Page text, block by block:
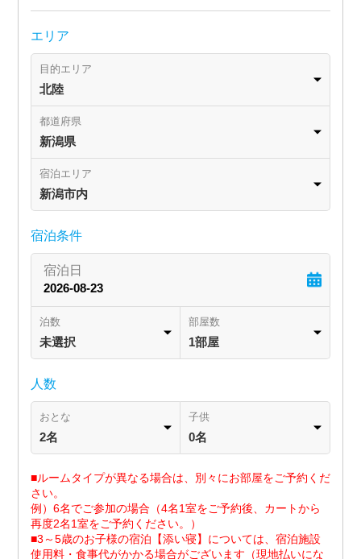
エリア
目的エリア
北陸
都道府県
新潟県
宿泊エリア
新潟市内
宿泊条件
泊数
未選択
部屋数
1部屋
人数
おとな
2名
子供
0名
■ルームタイプが異なる場合は、別々にお部屋をご予約くだ
さい。
例）6名でご参加の場合（4名1室をご予約後、カートから
再度2名1室をご予約ください。）
■3～5歳のお子様の宿泊【添い寝】については、宿泊施設
使用料・食事代がかかる場合がございます（現地払いにな